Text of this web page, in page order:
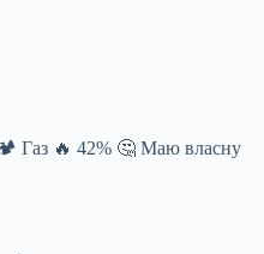
🏕️ Газ 🔥 42% 🤔 Маю власну